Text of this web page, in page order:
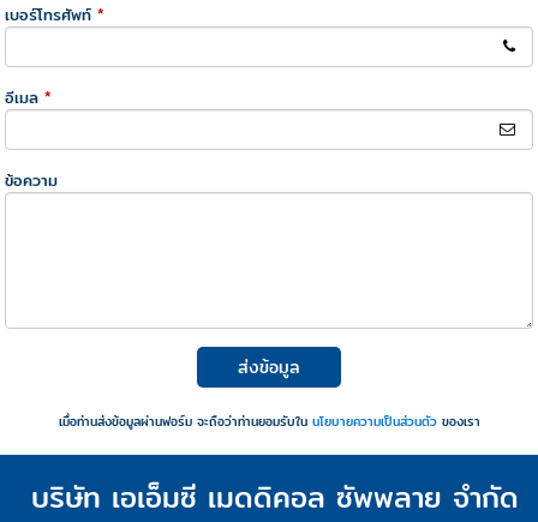
เบอร์โทรศัพท์ *
อีเมล *
ข้อความ
ส่งข้อมูล
เมื่อท่านส่งข้อมูลผ่านฟอร์ม จะถือว่าท่านยอมรับใน นโยบายความเป็นส่วนตัวของเรา
บริษัท เอเอ็มซี เมดดิคอล ซัพพลาย จำกัด